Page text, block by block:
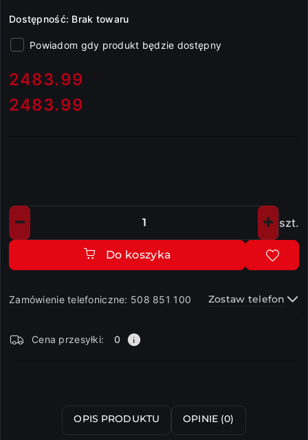
Dostępność: Brak towaru
Powiadom gdy produkt będzie dostępny
cena:
2483.99
Cena:
2483.99
Ilość szt.
Do koszyka
Zamówienie telefoniczne: 508 851 100 Zostaw telefon
i
Cena przesyłki: 0
OPIS PRODUKTU OPINIE (0)